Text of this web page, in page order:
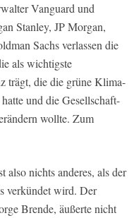
Vanguard und
Stanley, JP Morgan,
Sachs verlassen die
als wichtigste
trägt, die die grüne Klima-
und die Gesellschaft-
wollte. Zum
nichts anderes, als der
verkündet wird. Der
Brende, äußerte nicht